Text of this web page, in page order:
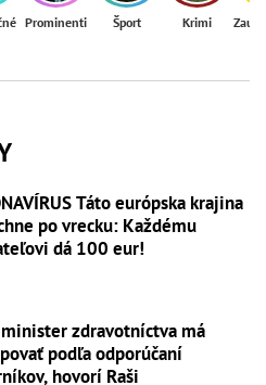
Prominenti Šport Krimi
Táto európska krajina
po vrecku: Každému
dá 100 eur!
zdravotníctva má
podľa odporúčaní
hovorí Raši